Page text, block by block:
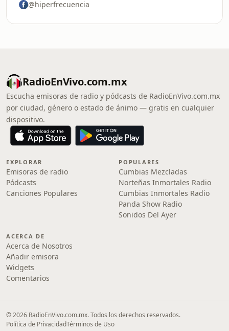
@hiperfrecuencia
RadioEnVivo.com.mx
Escucha emisoras de radio y pódcasts de RadioEnVivo.com.mx
por ciudad, género o estado de ánimo — gratis en cualquier
dispositivo.
EXPLORAR
Emisoras de radio
Pódcasts
Canciones Populares
POPULARES
Cumbias Mezcladas
Norteñas Inmortales Radio
Cumbias Inmortales Radio
Panda Show Radio
Sonidos Del Ayer
ACERCA DE
Acerca de Nosotros
Añadir emisora
Widgets
Comentarios
© 2026 RadioEnVivo.com.mx. Todos los derechos reservados.
Política de PrivacidadTérminos de Uso